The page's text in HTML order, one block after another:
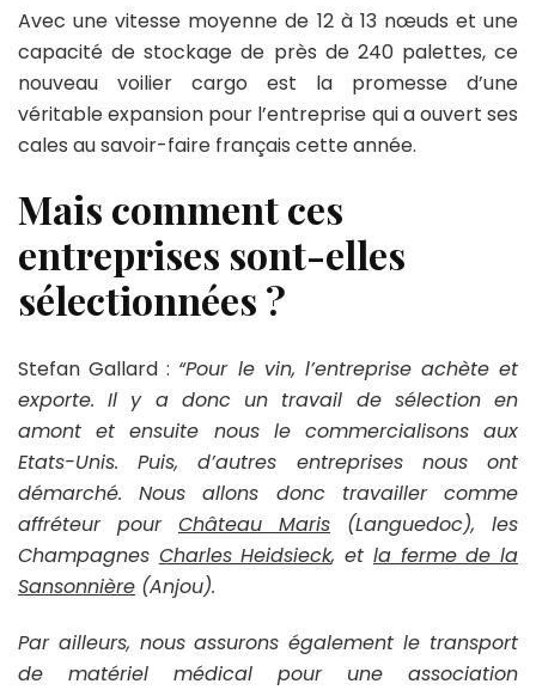
Avec une vitesse moyenne de 12 à 13 nœuds et une
capacité de stockage de près de 240 palettes, ce
nouveau voilier cargo est la promesse d’une
véritable expansion pour l’entreprise qui a ouvert ses
cales au savoir-faire français cette année.
Mais comment ces
entreprises sont-elles
sélectionnées ?
Stefan Gallard : “Pour le vin, l’entreprise achète et
exporte. Il y a donc un travail de sélection en
amont et ensuite nous le commercialisons aux
Etats-Unis. Puis, d’autres entreprises nous ont
démarché. Nous allons donc travailler comme
affréteur pour Château Maris (Languedoc), les
Champagnes Charles Heidsieck, et la ferme de la
Sansonnière (Anjou).
Par ailleurs, nous assurons également le transport
de matériel médical pour une association